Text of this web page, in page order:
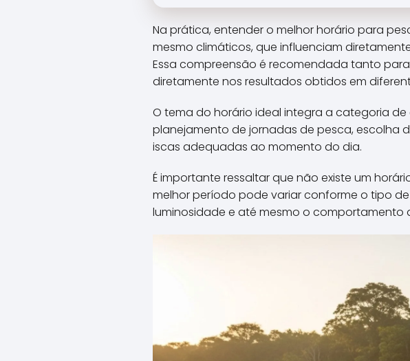
Na prática, entender o melhor horário para
mesmo climáticos, que influenciam
Essa compreensão é recomendada tanto
diretamente nos resultados obtidos em
O tema do horário ideal integra a categoria
planejamento de jornadas de pesca, escolha
iscas adequadas ao momento do dia.
É importante ressaltar que não existe um
melhor período pode variar conforme o tipo
luminosidade e até mesmo o comportamento